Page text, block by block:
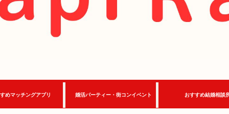
めマッチングアプリ 婚活パーティー・街コンイベント おすすめ結婚相談